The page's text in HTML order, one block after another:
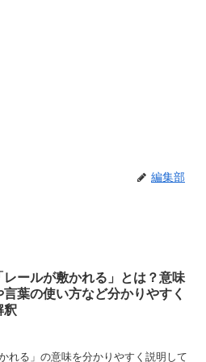
編集部
レールが敷かれる」とは？意味
言葉の使い方など分かりやすく
釈
れる」の意味を分かりやすく説明して